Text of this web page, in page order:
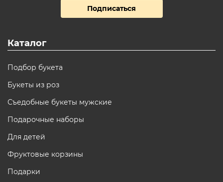
Подписаться
Каталог
Подбор букета
Букеты из роз
Съедобные букеты мужские
Подарочные наборы
Для детей
Фруктовые корзины
Подарки